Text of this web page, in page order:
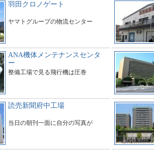
羽田クロノゲート
ヤマトグループの物流センター
ANA機体メンテナンスセンタ
ー
整備工場で見る飛行機は圧巻
読売新聞府中工場
当日の朝刊一面に自分の写真が